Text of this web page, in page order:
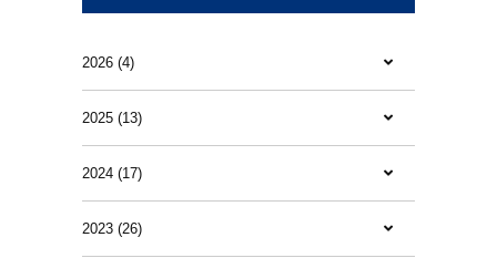
2026 (4)
2025 (13)
2024 (17)
2023 (26)